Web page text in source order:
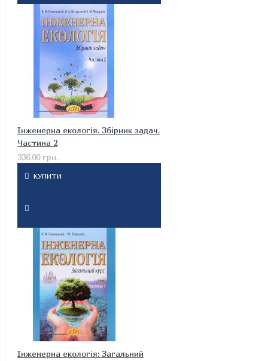
Інженерна екологія. Збірник задач.
Частина 2
336.00 грн.
КУПИТИ
Інженерна екологія: Загальний